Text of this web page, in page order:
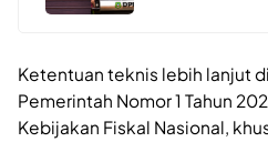
Ketentuan teknis lebih lanjut
Pemerintah Nomor 1 Tahun
Kebijakan Fiskal Nasional,